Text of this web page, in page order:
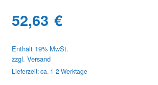
Classic Parts
52,63 €
Enthält 19% MwSt.
zzgl. Versand
Lieferzeit: ca. 1-2 Werktage